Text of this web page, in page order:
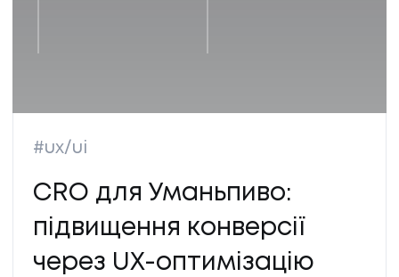
#ux/ui
CRO для Уманьпиво:
підвищення конверсії
через UX-оптимізацію